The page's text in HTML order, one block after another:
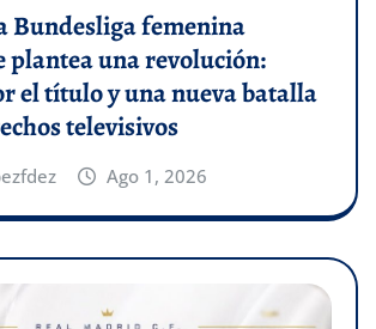
Bundesliga femenina
plantea una revolución:
el título y una nueva batalla
televisivos
Ago 1, 2026